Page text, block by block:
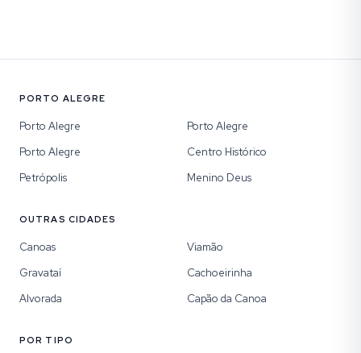
PORTO ALEGRE
Porto Alegre
Porto Alegre
Porto Alegre
Centro Histórico
Petrópolis
Menino Deus
OUTRAS CIDADES
Canoas
Viamão
Gravataí
Cachoeirinha
Alvorada
Capão da Canoa
POR TIPO